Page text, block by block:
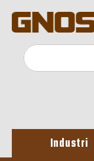
Industri